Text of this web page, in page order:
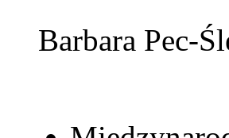
Barbara Pec-